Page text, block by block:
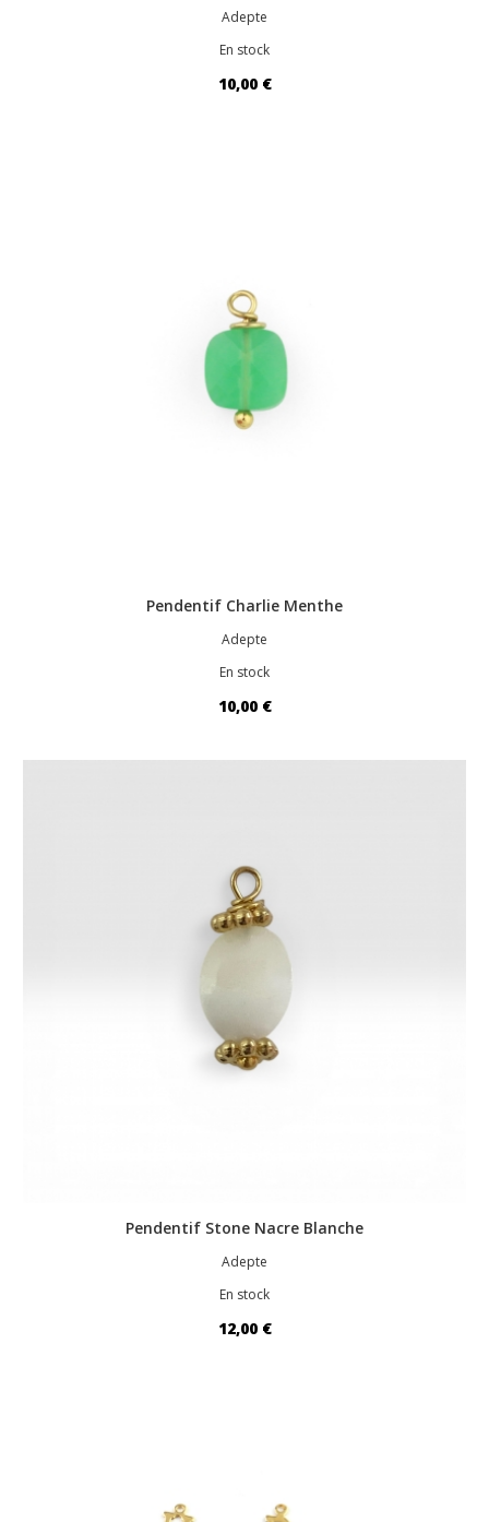
Adepte
En stock
10,00 €
Pendentif Charlie Menthe
Adepte
En stock
10,00 €
Pendentif Stone Nacre Blanche
Adepte
En stock
12,00 €